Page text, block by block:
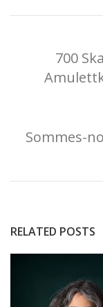
700
Sommes-
RELATED POSTS